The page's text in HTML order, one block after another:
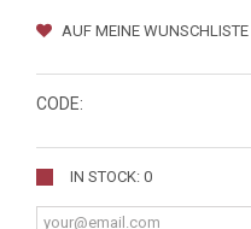
AUF MEINE WUNSCHLISTE
CODE:
IN STOCK: 0